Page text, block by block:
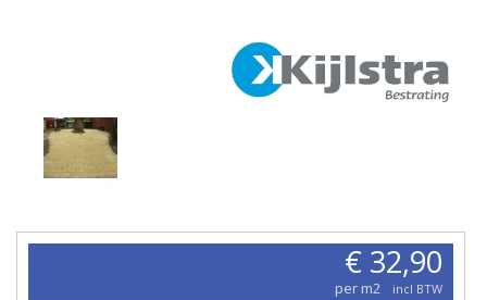
€ 32,90
per m2 incl BTW